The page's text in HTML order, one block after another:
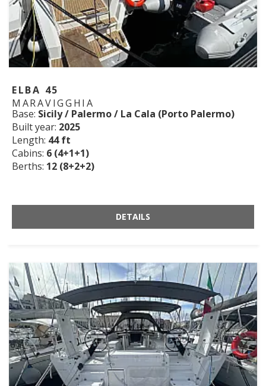
ELBA 45
MARAVIGGHIA
Base: Sicily / Palermo / La Cala (Porto Palermo)
Built year: 2025
Length: 44 ft
Cabins: 6 (4+1+1)
Berths: 12 (8+2+2)
DETAILS